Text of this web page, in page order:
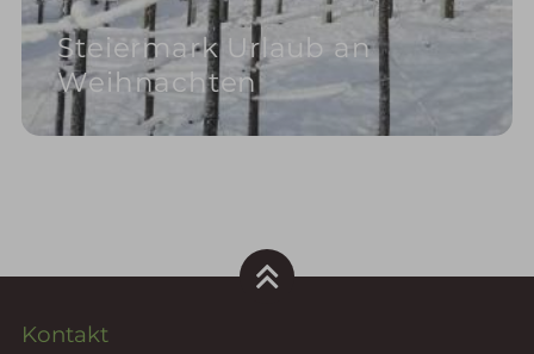
Steiermark Urlaub an
Weihnachten
Kontakt